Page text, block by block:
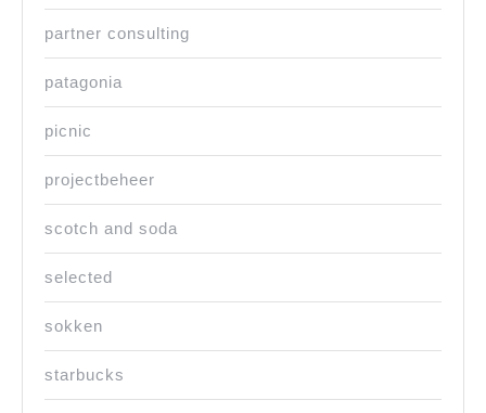
partner consulting
patagonia
picnic
projectbeheer
scotch and soda
selected
sokken
starbucks